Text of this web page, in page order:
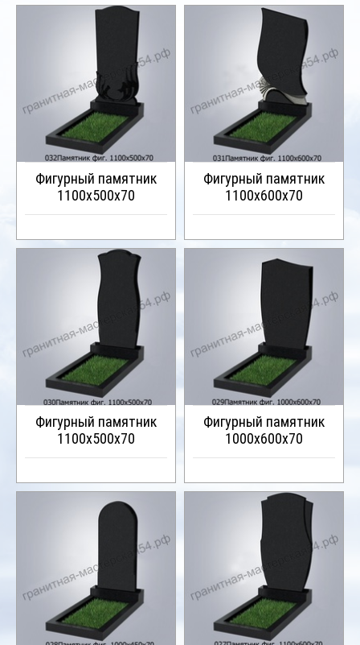
Наши работы
Памятники на могилу
Надгробия (плиты) на могилу
Гранитный бордюр
Фигурный памятник
1100х500х70
Фигурный памятник
1100х600х70
Фигурный памятник
1100х500х70
Фигурный памятник
1000х600х70